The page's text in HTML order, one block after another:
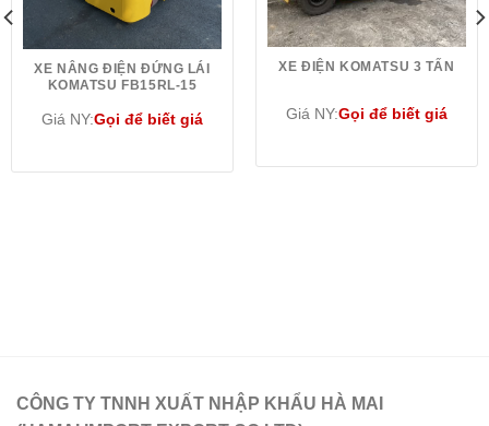
XE NÂNG ĐIỆN ĐỨNG LÁI
KOMATSU FB15RL-15
Giá NY:Gọi để biết giá
XE ĐIỆN KOMATSU 3 TẤN
Giá NY:Gọi để biết giá
CÔNG TY TNNH XUẤT NHẬP KHẨU HÀ MAI